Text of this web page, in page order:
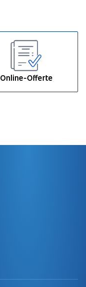
Online-Offerte